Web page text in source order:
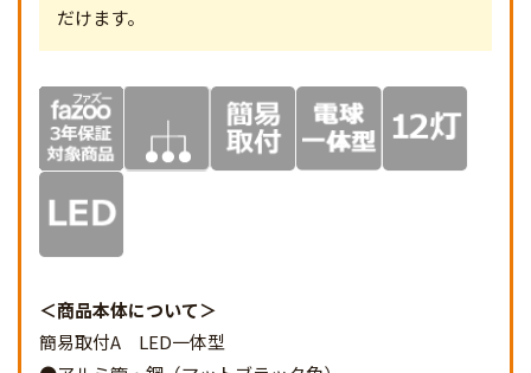
だけます。
商品本体について
簡易取付A LED一体型